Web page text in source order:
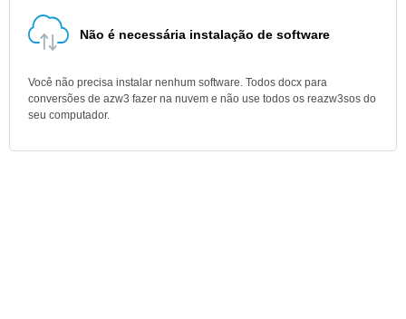
Não é necessária instalação de software
Você não precisa instalar nenhum software. Todos docx para
conversões de azw3 fazer na nuvem e não use todos os reazw3sos do
seu computador.